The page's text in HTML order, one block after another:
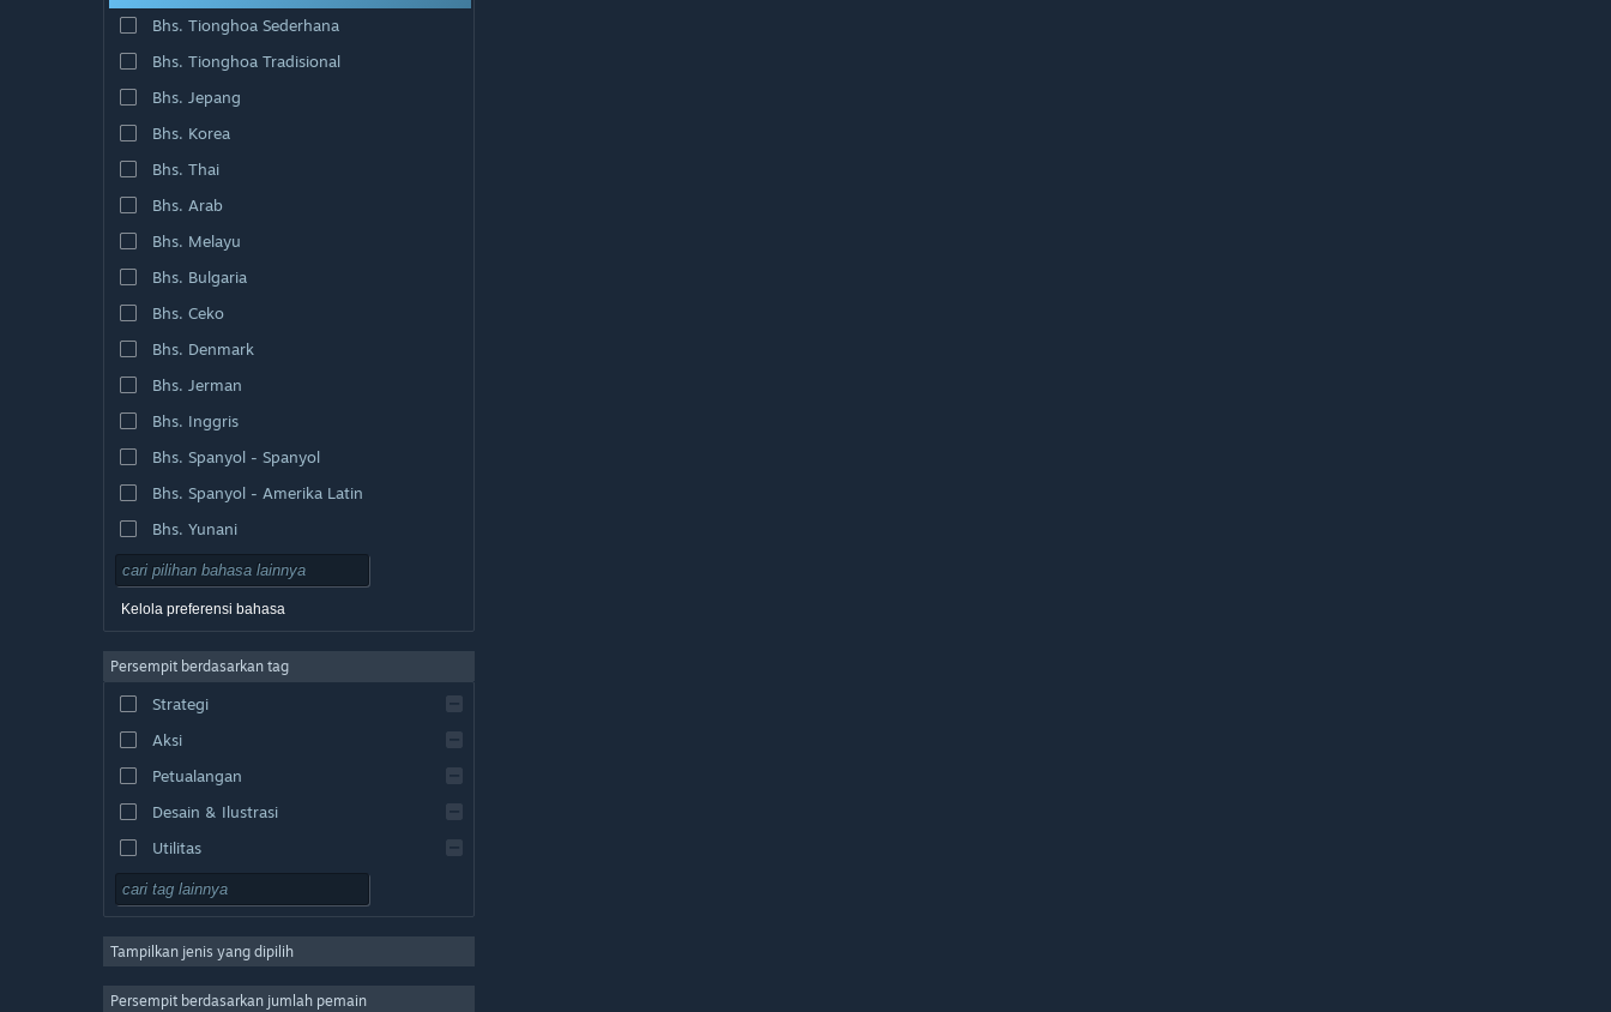
Bhs. Tionghoa Sederhana
Bhs. Tionghoa Tradisional
Bhs. Jepang
Bhs. Korea
Bhs. Thai
Bhs. Arab
Bhs. Melayu
Bhs. Bulgaria
Bhs. Ceko
Bhs. Denmark
Bhs. Jerman
Bhs. Inggris
Bhs. Spanyol - Spanyol
Bhs. Spanyol - Amerika Latin
Bhs. Yunani
Kelola preferensi bahasa
Persempit berdasarkan tag
Strategi
Aksi
Petualangan
Desain & Ilustrasi
Utilitas
F2P
MMO
Indie
Tampilkan jenis yang dipilih
Persempit berdasarkan jumlah pemain